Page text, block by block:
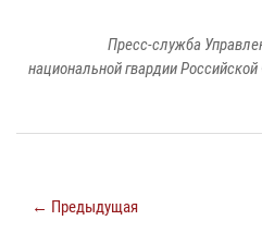
Пресс-служба
национальной гвардии
← Предыдущая